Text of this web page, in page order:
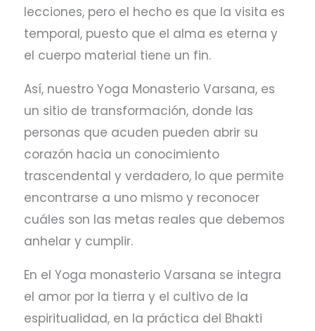
lecciones, pero el hecho es que la visita es
temporal, puesto que el alma es eterna y
el cuerpo material tiene un fin.
Así, nuestro Yoga Monasterio Varsana, es
un sitio de transformación, donde las
personas que acuden pueden abrir su
corazón hacia un conocimiento
trascendental y verdadero, lo que permite
encontrarse a uno mismo y reconocer
cuáles son las metas reales que debemos
anhelar y cumplir.
En el Yoga monasterio Varsana se integra
el amor por la tierra y el cultivo de la
espiritualidad, en la práctica del Bhakti